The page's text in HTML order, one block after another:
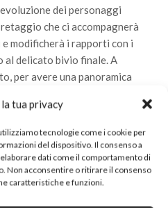
tua privacy
tecnologie come i cookie per
del dispositivo. Il consenso a
dati come il comportamento di
Non acconsentire o ritirare il consenso
caratteristiche e funzioni.
dei personaggi
che ci accompagnerà
modificherà i rapporti con i
al delicato bivio finale. A
per avere una panoramica
per l’introduzione di una
alla fine di ogni
tutte le possibili scelte
di preferenza da parte